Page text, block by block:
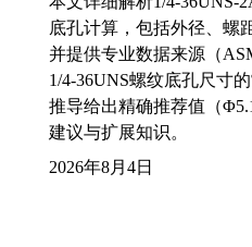
底孔计算，包括外径、螺
并提供专业数据来源（
1/4-36UNS螺纹底孔尺寸
推导给出精确推荐值（
建议与扩展知识。
2026年8月4日